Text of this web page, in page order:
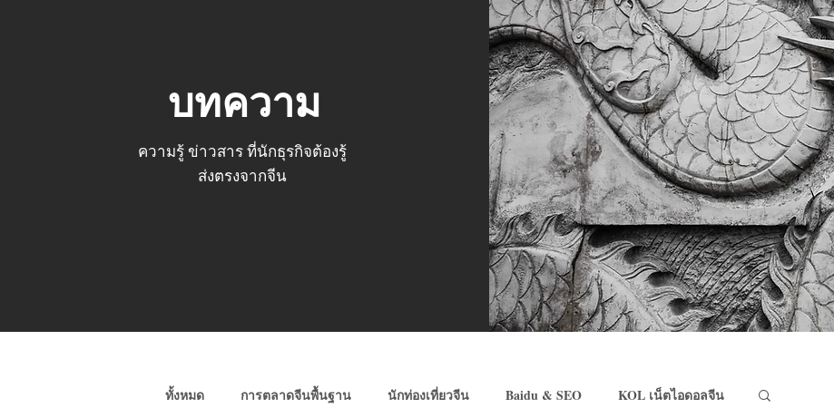
บทความ
ความรู้ ข่าวสาร ที่นักธุรกิจต้องรู้
ส่งตรงจากจีน
ทั้งหมด การตลาดจีนพื้นฐาน นักท่องเที่ยวจีน Baidu & SEO KOL เน็ตไอดอลจีน